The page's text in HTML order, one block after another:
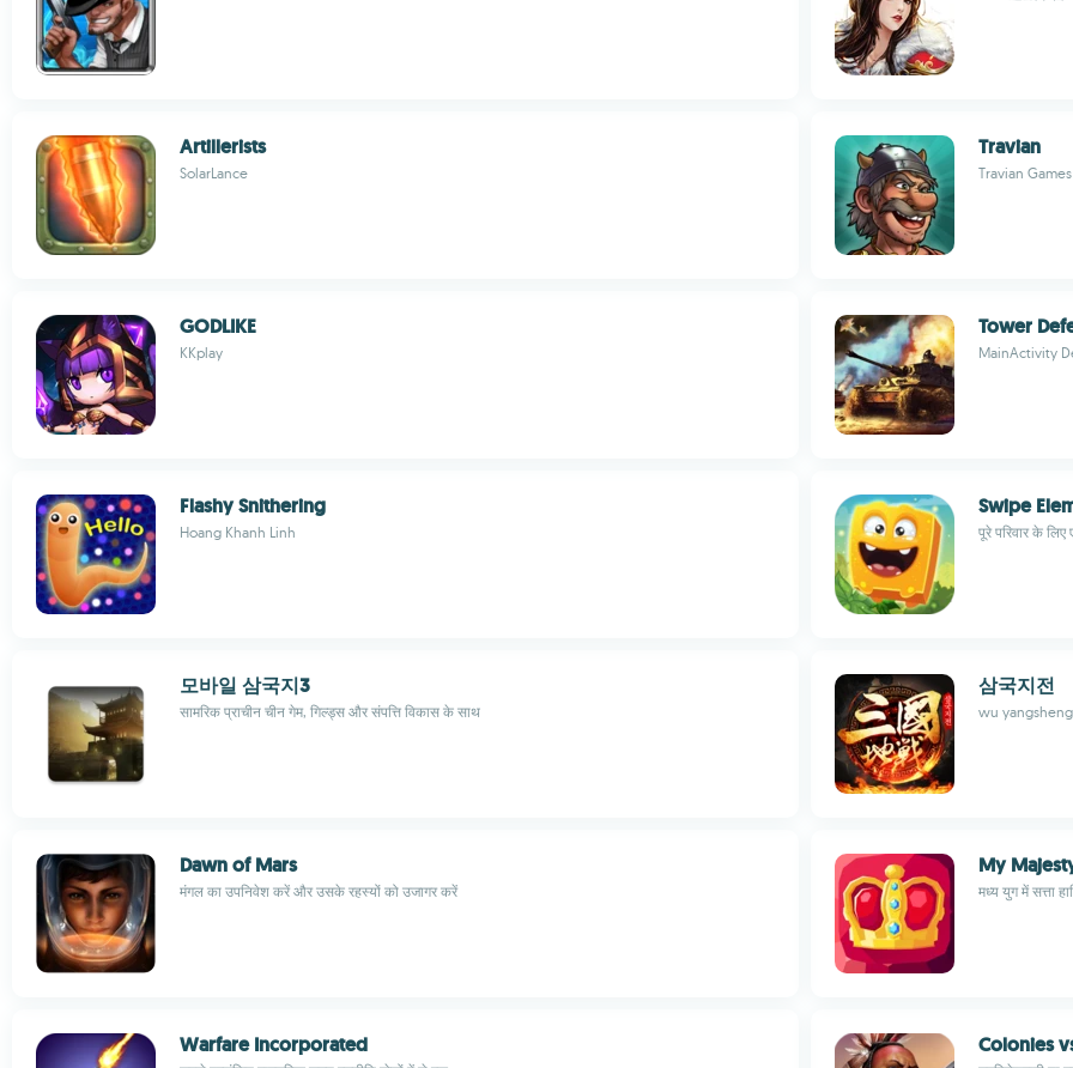
Artillerists
SolarLance
Travian
Travian
GODLIKE
KKplay
Tower
MainActivity
Flashy Snithering
Hoang Khanh Linh
Swipe
पूरे परिवार के
모바일 삼국지3
सामरिक प्राचीन चीन गेम, गिल्ड्स और संपत्ति विकास के साथ
삼국지전
wu yangsheng
Dawn of Mars
मंगल का उपनिवेश करें और उसके रहस्यों को उजागर करें
My
मध्य युग में सत्ता
Warfare Incorporated Colonies